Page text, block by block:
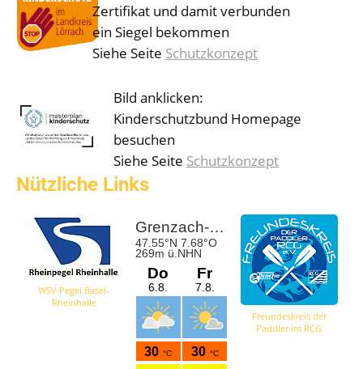
Zertifikat und damit verbunden
ein Siegel bekommen
Siehe Seite Schutzkonzept
Bild anklicken:
Kinderschutzbund Homepage
besuchen
Siehe Seite Schutzkonzept
Nützliche Links
WSV Pegel Basel-
Rheinhalle
Freundeskreis der
Paddler im RCG